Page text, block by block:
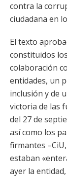
contra la
ciudadana en
El texto
constituidos
colaboración
entidades, un
inclusión y de
victoria de las
del 27 de
así como los
firmantes
estaban
ayer la